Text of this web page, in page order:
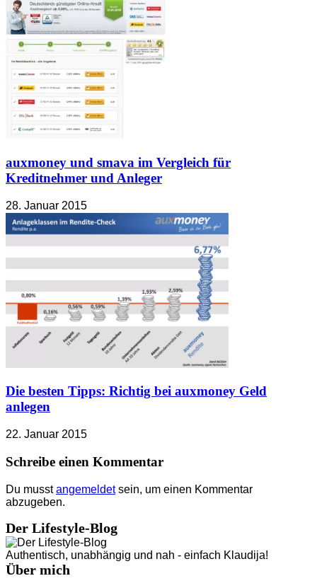
auxmoney und smava im Vergleich für
Kreditnehmer und Anleger
28. Januar 2015
Die besten Tipps: Richtig bei auxmoney Geld
anlegen
22. Januar 2015
Schreibe einen Kommentar
Du musstangemeldetsein, um einen Kommentar
abzugeben.
Der Lifestyle-Blog
Authentisch, unabhängig und nah - einfach Klaudija!
Über mich